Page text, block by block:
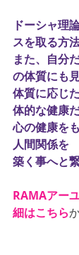
ドーシャ理
スを取る方
また、自分
の体質にも
体質に応じ
体的な健康
心の健康を
人間関係を
築く事へと
RAMAアー
細はこちら